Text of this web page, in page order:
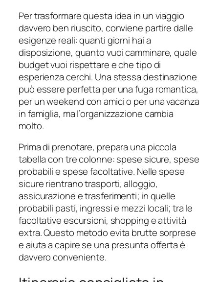
Per trasformare questa idea in un viaggio
davvero ben riuscito, conviene partire dalle
esigenze reali: quanti giorni hai a
disposizione, quanto vuoi camminare, quale
budget vuoi rispettare e che tipo di
esperienza cerchi. Una stessa destinazione
può essere perfetta per una fuga romantica,
per un weekend con amici o per una vacanza
in famiglia, ma l’organizzazione cambia
molto.
Prima di prenotare, prepara una piccola
tabella con tre colonne: spese sicure, spese
probabili e spese facoltative. Nelle spese
sicure rientrano trasporti, alloggio,
assicurazione e trasferimenti; in quelle
probabili pasti, ingressi e mezzi locali; tra le
facoltative escursioni, shopping e attività
extra. Questo metodo evita brutte sorprese
e aiuta a capire se una presunta offerta è
davvero conveniente.